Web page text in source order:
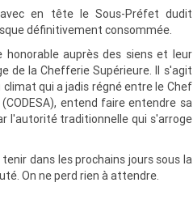
en tête le Sous-Préfet dudit
définitivement consommée.
auprès des siens et leur
de la Chefferie Supérieure. Il s'agit
qui a jadis régné entre le Chef
entend faire entendre sa
l'autorité traditionnelle qui s'arroge
dans les prochains jours sous la
On ne perd rien à attendre.